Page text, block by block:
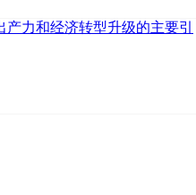
产力和经济转型升级的主要引